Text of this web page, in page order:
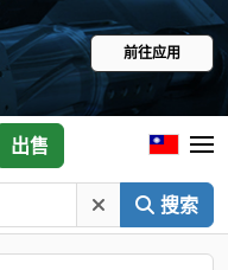
前往应用
搜索
出售